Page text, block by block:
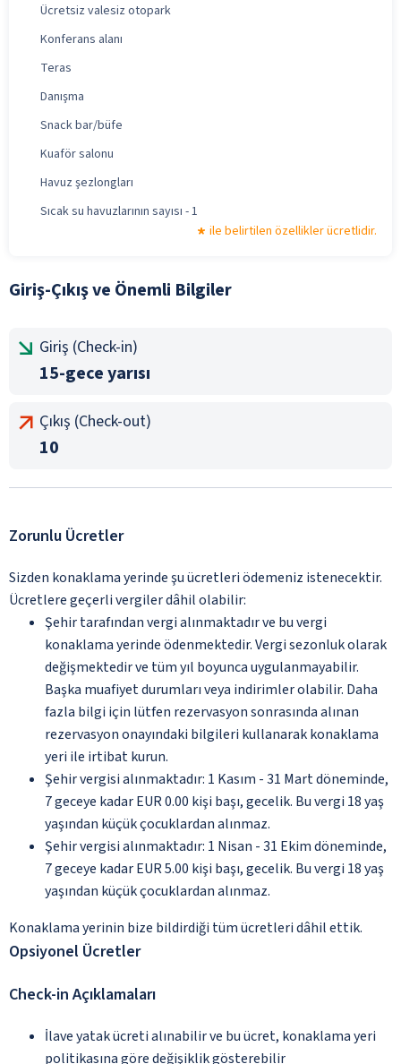
Ücretsiz valesiz otopark
Konferans alanı
Teras
Danışma
Snack bar/büfe
Kuaför salonu
Havuz şezlongları
Sıcak su havuzlarının sayısı - 1
ile belirtilen özellikler ücretlidir.
Giriş-Çıkış ve Önemli Bilgiler
Giriş (Check-in)
15-gece yarısı
Çıkış (Check-out)
10
Zorunlu Ücretler
Sizden konaklama yerinde şu ücretleri ödemeniz istenecektir.
Ücretlere geçerli vergiler dâhil olabilir:
Şehir tarafından vergi alınmaktadır ve bu vergi
konaklama yerinde ödenmektedir. Vergi sezonluk olarak
değişmektedir ve tüm yıl boyunca uygulanmayabilir.
Başka muafiyet durumları veya indirimler olabilir. Daha
fazla bilgi için lütfen rezervasyon sonrasında alınan
rezervasyon onayındaki bilgileri kullanarak konaklama
yeri ile irtibat kurun.
Şehir vergisi alınmaktadır: 1 Kasım - 31 Mart döneminde,
7 geceye kadar EUR 0.00 kişi başı, gecelik. Bu vergi 18 yaş
yaşından küçük çocuklardan alınmaz.
Şehir vergisi alınmaktadır: 1 Nisan - 31 Ekim döneminde,
7 geceye kadar EUR 5.00 kişi başı, gecelik. Bu vergi 18 yaş
yaşından küçük çocuklardan alınmaz.
Konaklama yerinin bize bildirdiği tüm ücretleri dâhil ettik.
Opsiyonel Ücretler
Check-in Açıklamaları
İlave yatak ücreti alınabilir ve bu ücret, konaklama yeri
politikasına göre değişiklik gösterebilir